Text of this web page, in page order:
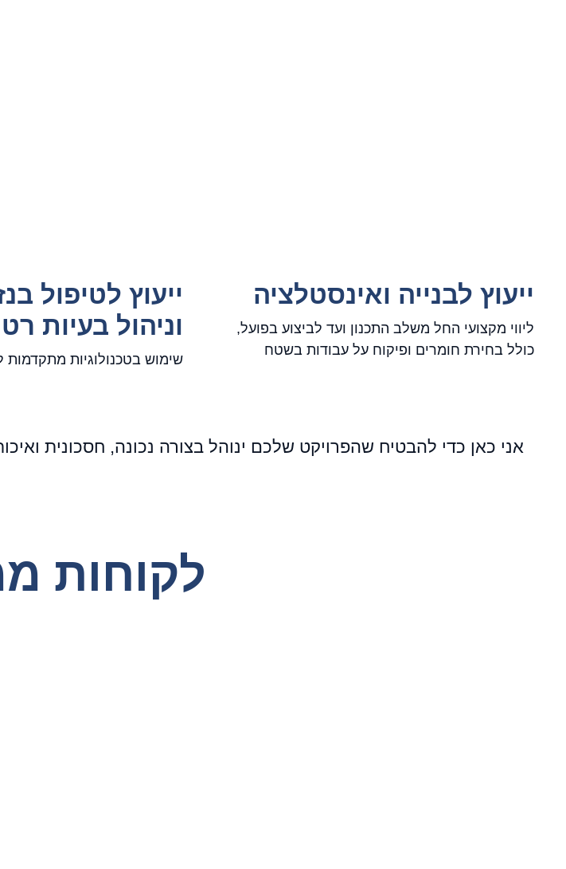
ייעוץ לבנייה ואינסטלציה
ליווי מקצועי החל משלב התכנון ועד לביצוע בפועל,
כולל בחירת חומרים ופיקוח על עבודות בשטח
ייעוץ לטיפול
וניהול בעיות
שימוש בטכנולוגיות מתקדמות
אני כאן כדי להבטיח שהפרויקט שלכם ינוהל בצורה נכונה, חסכונית
לקוחות